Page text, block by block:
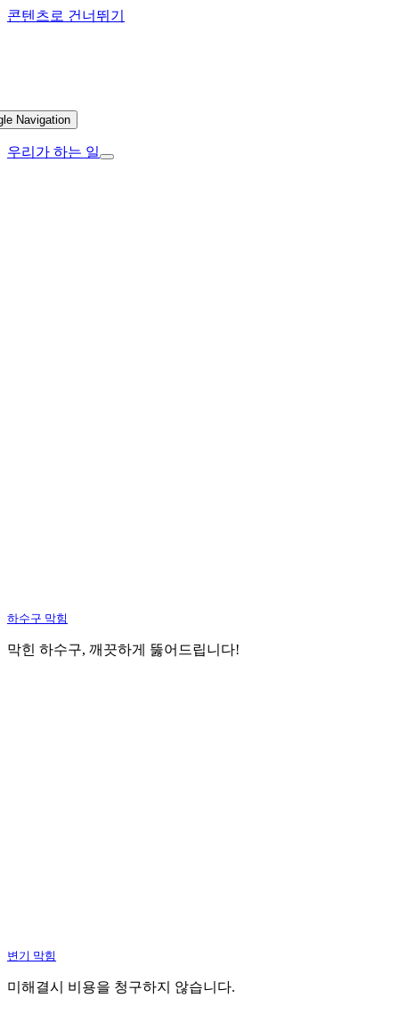
콘텐츠로 건너뛰기
Navigation
우리가 하는 일
하수구 막힘
막힌 하수구, 깨끗하게 뚫어드립니다!
변기 막힘
미해결시 비용을 청구하지 않습니다.